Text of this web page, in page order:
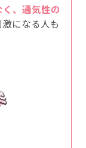
、通気性の
になる人も